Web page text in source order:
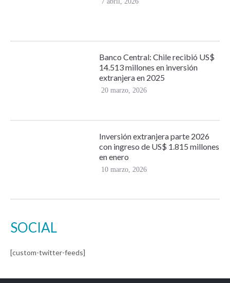
Banco Central: Chile recibió US$
14.513 millones en inversión
extranjera en 2025
20 marzo, 2026
Inversión extranjera parte 2026
con ingreso de US$ 1.815 millones
en enero
10 marzo, 2026
SOCIAL
[custom-twitter-feeds]